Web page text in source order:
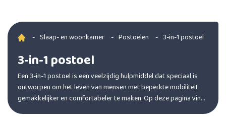
- Slaap- en woonkamer - Postoelen - 3-in-1 postoel
3-in-1 postoel
Een 3-in-1 postoel is een veelzijdig hulpmiddel dat speciaal is
ontworpen om het leven van mensen met beperkte mobiliteit
gemakkelijker en comfortabeler te maken. Op deze pagina vind